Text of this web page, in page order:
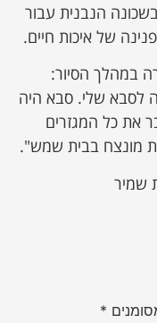
הנבנית עבור
של איכות חיים.
במהלך הסיור:
לסבא שלי. סבא היה
את כל המגזרים
מונצח בבית שמש".
שמיר
*